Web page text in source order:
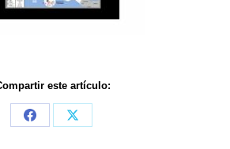
este artículo:
Share
Share